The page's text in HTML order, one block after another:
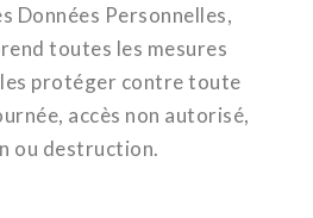
Données Personnelles,
toutes les mesures
protéger contre toute
accès non autorisé,
ou destruction.